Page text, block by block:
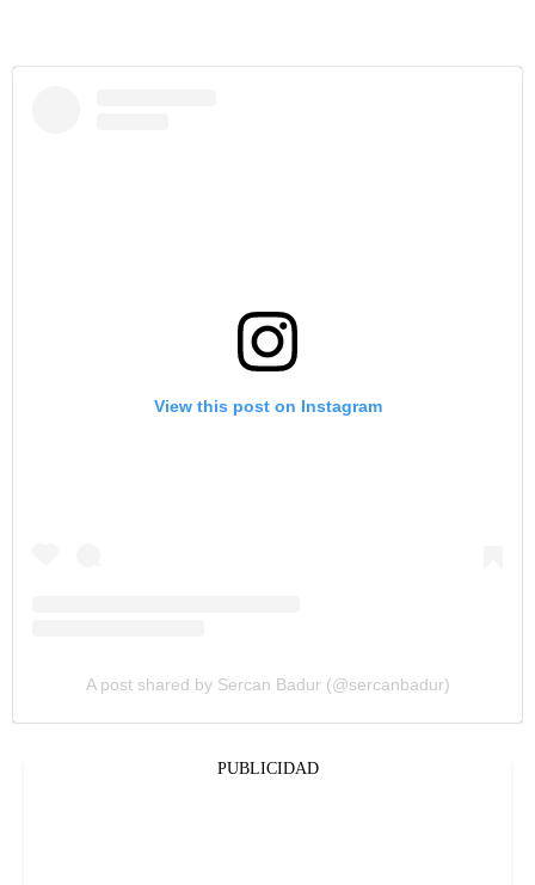
View this post on Instagram
A post shared by Sercan Badur (@sercanbadur)
PUBLICIDAD